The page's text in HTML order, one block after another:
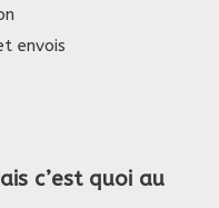
envois
c’est quoi au